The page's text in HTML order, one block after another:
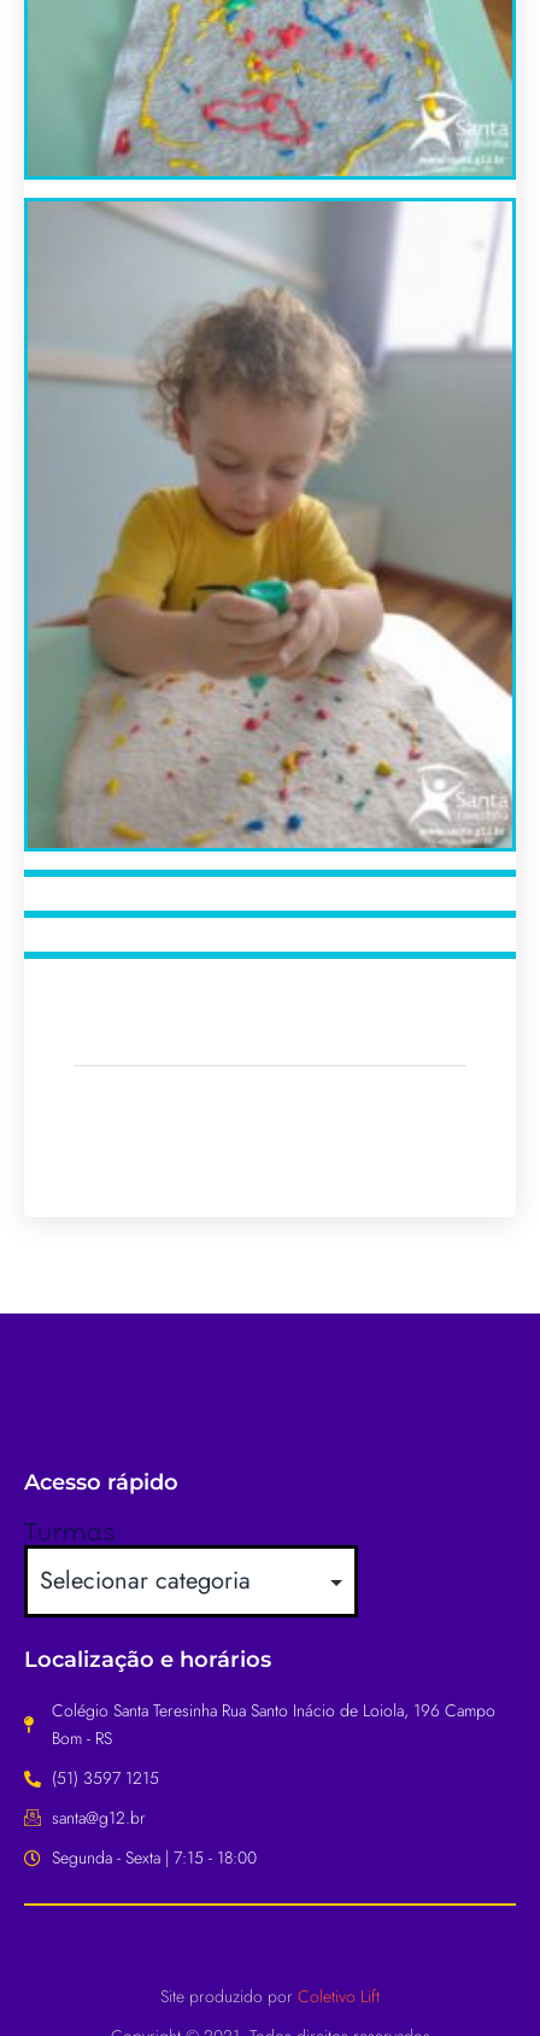
Acesso rápido
Turmas
Localização e horários
Colégio Santa Teresinha Rua Santo Inácio de Loiola, 196 Campo
Bom - RS
(51) 3597 1215
santa@g12.br
Segunda - Sexta | 7:15 - 18:00
Site produzido por Coletivo Lift